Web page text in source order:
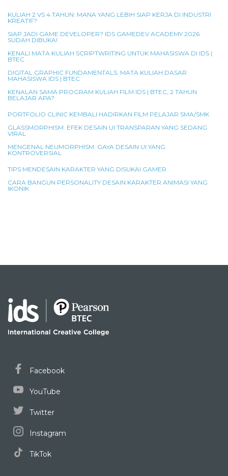
KULIAH 2 VS 4 TAHUN: MANA YANG LEBIH SIAP KERJA DI INDUSTRI
KREATIF?
SIAP JADI GAME DEVELOPER? IDS GAMEDEV ACADEMY 2026
SUDAH DIBUKA!
KENALI MATA KULIAH SCRIPTWRITING UNTUK MAHASISWA DI IDS |
BTEC
DIGITAL GRAPHIC FUNDAMENTALS: MATA KULIAH DASAR
MAHASISWA IDS | BTEC
KENALAN SAMA PROGRAM KULIAH FILM IDS | BTEC, 2 TAHUN
BELAJAR APA?
PORTFOLIO CLINIC KEMBALI HADIRKAN FILM PELAJAR SMA/SMK
GLASSMORPHISM: EFEK DESAIN UI TRANSPARAN YANG SEDANG
VIRAL
MENGENAL NEUMORPHISM: GAYA DESAIN UI YANG
KONTROVERSIAL
TIPS MENDESAIN KARAKTER YANG DISUKAI GAMER
CARA BANGUN PERSONALITY DESAIN KARAKTER ANIMASI YANG
IKONIK
Facebook
YouTube
Twitter
Instagram
TikTok